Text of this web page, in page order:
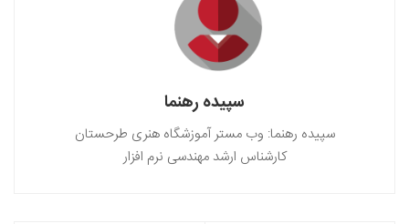
سپیده رهنما
سپیده رهنما: وب مستر آموزشگاه هنری طرحستان
کارشناس ارشد مهندسی نرم افزار